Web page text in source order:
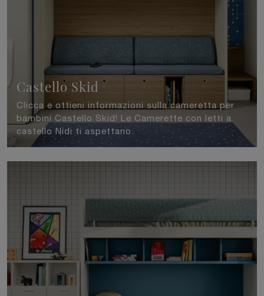
Castello Skid
Clicca e ottieni informazioni sulla cameretta per
bambini Castello Skid! Le Camerette con letti a
castello Nidi ti aspettano.